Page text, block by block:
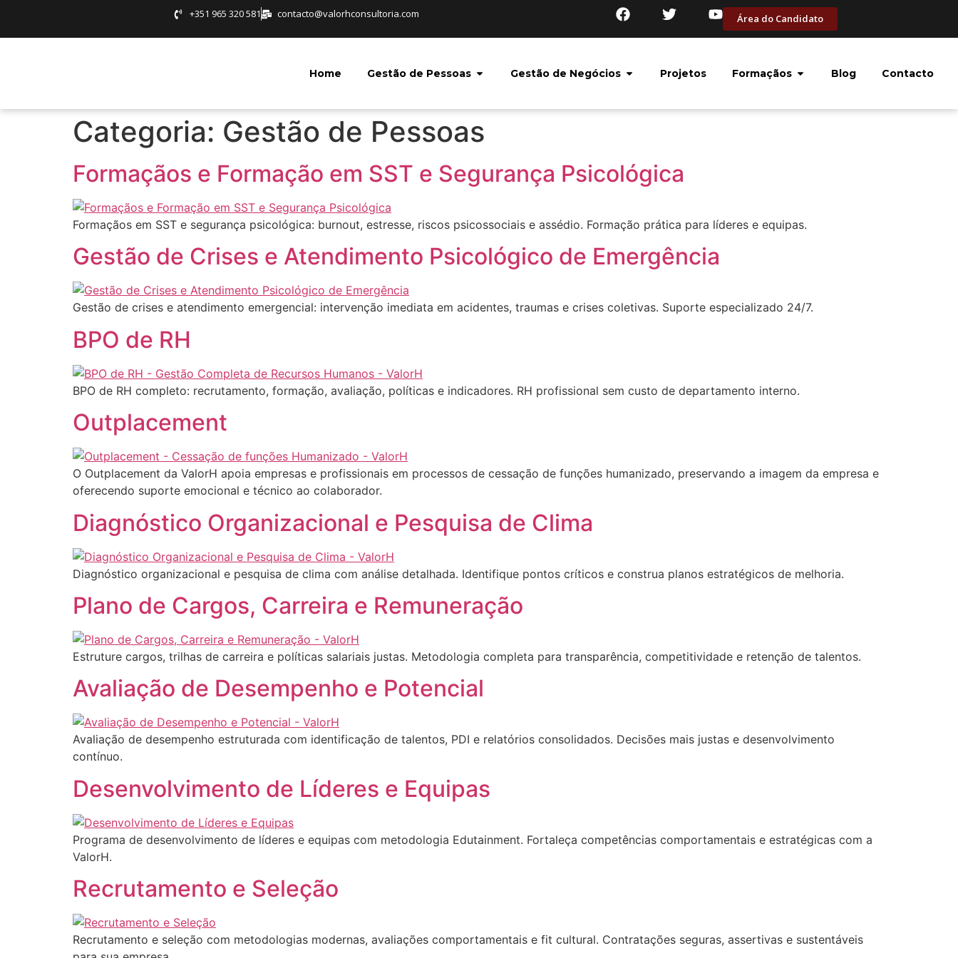
+351 965 320 581 contacto@valorhconsultoria.com Área do Candidato
Home Gestão de Pessoas Gestão de Negócios Projetos Formaçãos Blog Contacto
Categoria: Gestão de Pessoas
Formaçãos e Formação em SST e Segurança Psicológica
Formaçãos em SST e segurança psicológica: burnout, estresse, riscos psicossociais e assédio. Formação prática para líderes e equipas.
Gestão de Crises e Atendimento Psicológico de Emergência
Gestão de crises e atendimento emergencial: intervenção imediata em acidentes, traumas e crises coletivas. Suporte especializado 24/7.
BPO de RH
BPO de RH completo: recrutamento, formação, avaliação, políticas e indicadores. RH profissional sem custo de departamento interno.
Outplacement
O Outplacement da ValorH apoia empresas e profissionais em processos de cessação de funções humanizado, preservando a imagem da empresa e
oferecendo suporte emocional e técnico ao colaborador.
Diagnóstico Organizacional e Pesquisa de Clima
Diagnóstico organizacional e pesquisa de clima com análise detalhada. Identifique pontos críticos e construa planos estratégicos de melhoria.
Plano de Cargos, Carreira e Remuneração
Estruture cargos, trilhas de carreira e políticas salariais justas. Metodologia completa para transparência, competitividade e retenção de talentos.
Avaliação de Desempenho e Potencial
Avaliação de desempenho estruturada com identificação de talentos, PDI e relatórios consolidados. Decisões mais justas e desenvolvimento
contínuo.
Desenvolvimento de Líderes e Equipas
Programa de desenvolvimento de líderes e equipas com metodologia Edutainment. Fortaleça competências comportamentais e estratégicas com a
ValorH.
Recrutamento e Seleção
Recrutamento e seleção com metodologias modernas, avaliações comportamentais e fit cultural. Contratações seguras, assertivas e sustentáveis